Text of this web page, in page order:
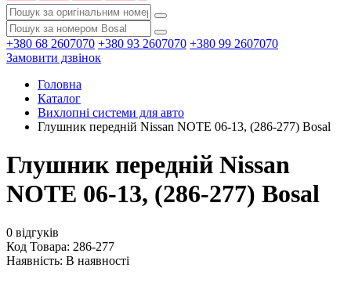
+380 68 2607070 +380 93 2607070 +380 99 2607070
Замовити дзвінок
Головна
Каталог
Вихлопні системи для авто
Глушник передній Nissan NOTE 06-13, (286-277) Bosal
Глушник передній Nissan
NOTE 06-13, (286-277) Bosal
0 відгуків
Код Товара: 286-277
Наявність: В наявності